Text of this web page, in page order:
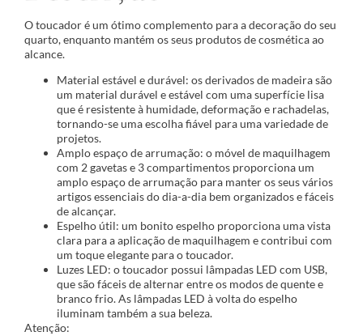
O toucador é um ótimo complemento para a decoração do seu
quarto, enquanto mantém os seus produtos de cosmética ao
alcance.
Material estável e durável: os derivados de madeira são
um material durável e estável com uma superfície lisa
que é resistente à humidade, deformação e rachadelas,
tornando-se uma escolha fiável para uma variedade de
projetos.
Amplo espaço de arrumação: o móvel de maquilhagem
com 2 gavetas e 3 compartimentos proporciona um
amplo espaço de arrumação para manter os seus vários
artigos essenciais do dia-a-dia bem organizados e fáceis
de alcançar.
Espelho útil: um bonito espelho proporciona uma vista
clara para a aplicação de maquilhagem e contribui com
um toque elegante para o toucador.
Luzes LED: o toucador possui lâmpadas LED com USB,
que são fáceis de alternar entre os modos de quente e
branco frio. As lâmpadas LED à volta do espelho
iluminam também a sua beleza.
Atenção: